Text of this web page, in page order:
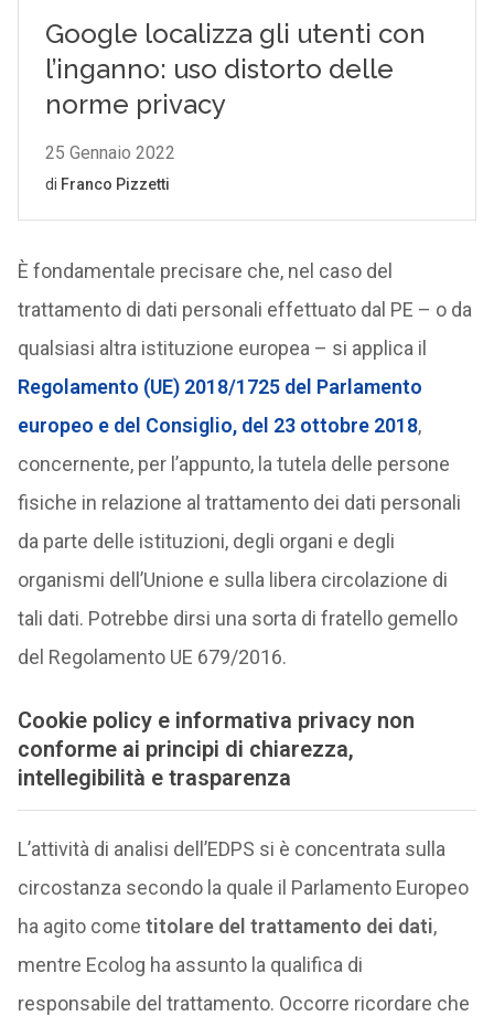
È fondamentale precisare che, nel caso del
trattamento di dati personali effettuato dal PE – o da
qualsiasi altra istituzione europea – si applica il
Regolamento (UE) 2018/1725 del Parlamento
europeo e del Consiglio, del 23 ottobre 2018,
concernente, per l’appunto, la tutela delle persone
fisiche in relazione al trattamento dei dati personali
da parte delle istituzioni, degli organi e degli
organismi dell’Unione e sulla libera circolazione di
tali dati. Potrebbe dirsi una sorta di fratello gemello
del Regolamento UE 679/2016.
Cookie policy e informativa privacy non
conforme ai principi di chiarezza,
intellegibilità e trasparenza
L’attività di analisi dell’EDPS si è concentrata sulla
circostanza secondo la quale il Parlamento Europeo
ha agito come titolare del trattamento dei dati,
mentre Ecolog ha assunto la qualifica di
responsabile del trattamento. Occorre ricordare che